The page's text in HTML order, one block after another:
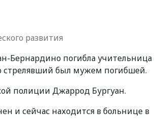
развития
Бернардино погибла учительница
стрелявший был мужем погибшей.
полиции Джаррод Бургуан.
и сейчас находится в больнице в